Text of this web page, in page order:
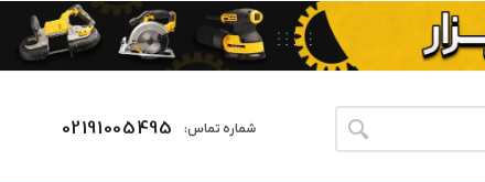
شماره تماس: 02191005495